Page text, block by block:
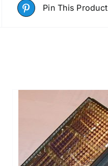
Pin This Product